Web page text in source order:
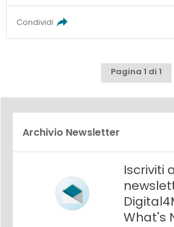
Condividi
Pagina 1 di 1
Archivio Newsletter
Iscriviti
What's